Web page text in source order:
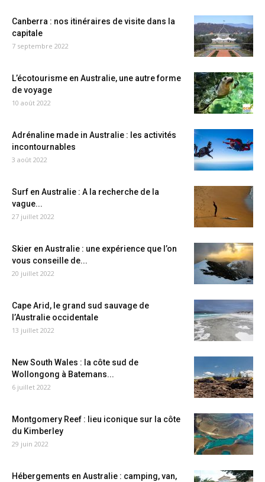
Canberra : nos itinéraires de visite dans la
capitale
7 septembre 2022
L’écotourisme en Australie, une autre forme
de voyage
10 août 2022
Adrénaline made in Australie : les activités
incontournables
3 août 2022
Surf en Australie : A la recherche de la
vague...
27 juillet 2022
Skier en Australie : une expérience que l’on
vous conseille de...
20 juillet 2022
Cape Arid, le grand sud sauvage de
l’Australie occidentale
13 juillet 2022
New South Wales : la côte sud de
Wollongong à Batemans...
6 juillet 2022
Montgomery Reef : lieu iconique sur la côte
du Kimberley
29 juin 2022
Hébergements en Australie : camping, van,